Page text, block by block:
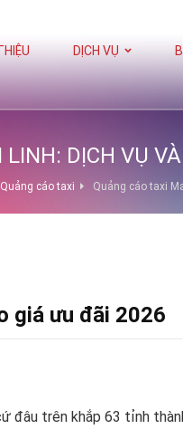
DỊCH VỤ
LINH: DỊCH VỤ
Quảng cáo taxi Quảng cáo taxi
giá ưu đãi 2026
đâu trên khắp 63 tỉnh